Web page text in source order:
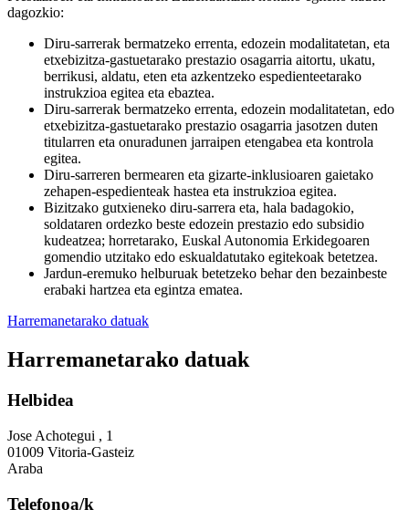
dagozkio:
Diru-sarrerak bermatzeko errenta, edozein modalitatetan, eta
etxebizitza-gastuetarako prestazio osagarria aitortu, ukatu,
berrikusi, aldatu, eten eta azkentzeko espedienteetarako
instrukzioa egitea eta ebaztea.
Diru-sarrerak bermatzeko errenta, edozein modalitatetan, edo
etxebizitza-gastuetarako prestazio osagarria jasotzen duten
titularren eta onuradunen jarraipen etengabea eta kontrola
egitea.
Diru-sarreren bermearen eta gizarte-inklusioaren gaietako
zehapen-espedienteak hastea eta instrukzioa egitea.
Bizitzako gutxieneko diru-sarrera eta, hala badagokio,
soldataren ordezko beste edozein prestazio edo subsidio
kudeatzea; horretarako, Euskal Autonomia Erkidegoaren
gomendio utzitako edo eskualdatutako egitekoak betetzea.
Jardun-eremuko helburuak betetzeko behar den bezainbeste
erabaki hartzea eta egintza ematea.
Harremanetarako datuak
Harremanetarako datuak
Helbidea
Jose Achotegui , 1
01009 Vitoria-Gasteiz
Araba
Telefonoa/k